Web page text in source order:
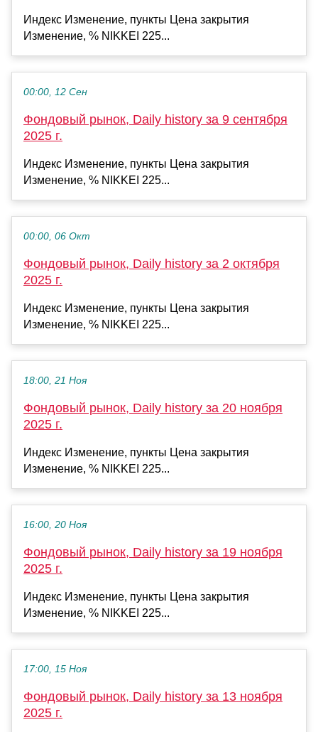
Индекс Изменение, пункты Цена закрытия
Изменение, % NIKKEI 225...
00:00, 12 Сен
Фондовый рынок, Daily history за 9 сентября
2025 г.
Индекс Изменение, пункты Цена закрытия
Изменение, % NIKKEI 225...
00:00, 06 Окт
Фондовый рынок, Daily history за 2 октября
2025 г.
Индекс Изменение, пункты Цена закрытия
Изменение, % NIKKEI 225...
18:00, 21 Ноя
Фондовый рынок, Daily history за 20 ноября
2025 г.
Индекс Изменение, пункты Цена закрытия
Изменение, % NIKKEI 225...
16:00, 20 Ноя
Фондовый рынок, Daily history за 19 ноября
2025 г.
Индекс Изменение, пункты Цена закрытия
Изменение, % NIKKEI 225...
17:00, 15 Ноя
Фондовый рынок, Daily history за 13 ноября
2025 г.